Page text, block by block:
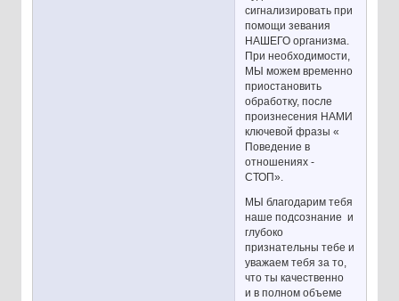
сигнализировать при
помощи зевания
НАШЕГО организма.
При необходимости,
МЫ можем временно
приостановить
обработку, после
произнесения НАМИ
ключевой фразы «
Поведение в
отношениях -
СТОП».
МЫ благодарим тебя
наше подсознание и
глубоко
признательны тебе и
уважаем тебя за то,
что ты качественно
и в полном объеме